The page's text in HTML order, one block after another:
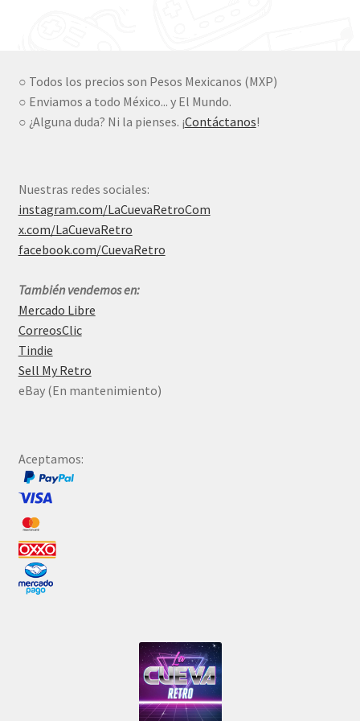
○ Todos los precios son Pesos Mexicanos (MXP)
○ Enviamos a todo México... y El Mundo.
○ ¿Alguna duda? Ni la pienses. ¡Contáctanos!
Nuestras redes sociales:
instagram.com/LaCuevaRetroCom
x.com/LaCuevaRetro
facebook.com/CuevaRetro
También vendemos en:
Mercado Libre
CorreosClic
Tindie
Sell My Retro
eBay (En mantenimiento)
Aceptamos: